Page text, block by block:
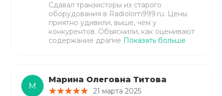
Сдавал транзисторы из старого
оборудования в Radiolom999.ru. Цены
приятно удивили, выше, чем у
конкурентов. Объяснили, как оценивают
содержание драгме Показать больше
М
Марина Олеговна Титова
21 марта 2025